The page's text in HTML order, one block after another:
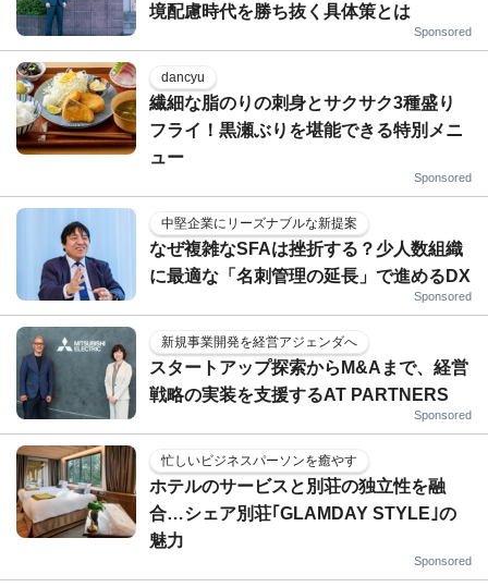
境配慮時代を勝ち抜く具体策とは
Sponsored
dancyu
繊細な脂のりの刺身とサクサク3種盛り
フライ！黒瀬ぶりを堪能できる特別メニ
ュー
Sponsored
中堅企業にリーズナブルな新提案
なぜ複雑なSFAは挫折する？少人数組織
に最適な「名刺管理の延長」で進めるDX
Sponsored
新規事業開発を経営アジェンダへ
スタートアップ探索からM&Aまで、経営
戦略の実装を支援するAT PARTNERS
Sponsored
忙しいビジネスパーソンを癒やす
ホテルのサービスと別荘の独立性を融
合…シェア別荘｢GLAMDAY STYLE｣の
魅力
Sponsored